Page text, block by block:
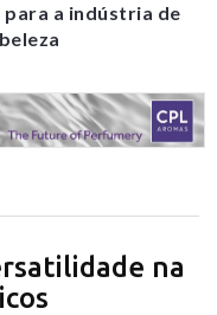
a indústria de
na